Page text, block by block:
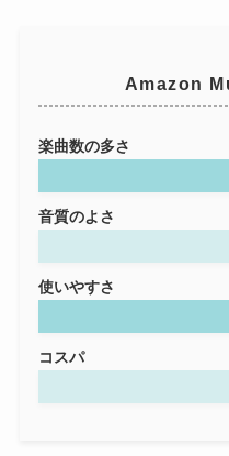
Amazon
楽曲数の多さ
音質のよさ
使いやすさ
コスパ